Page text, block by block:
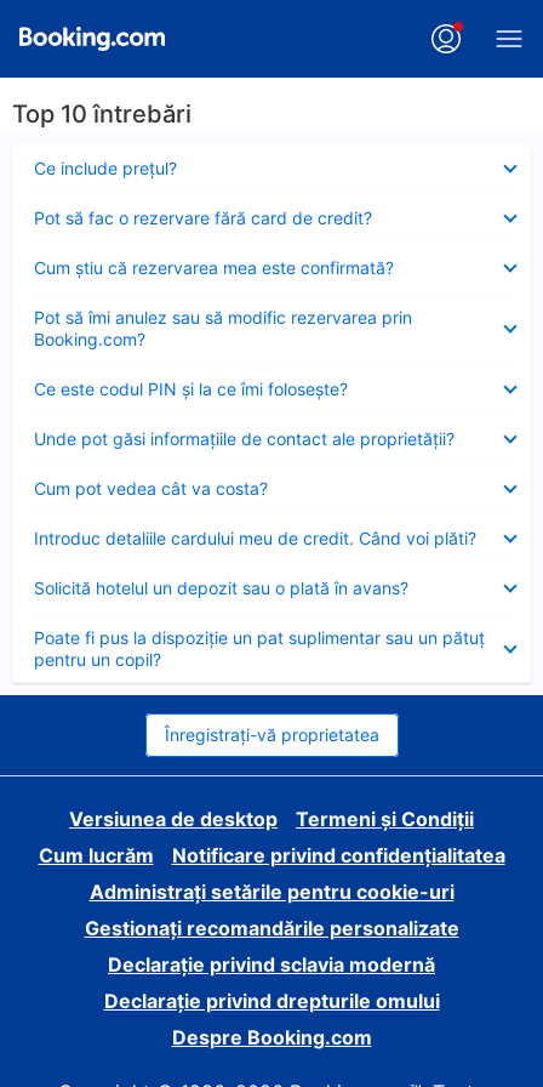
Top 10 întrebări
Ce include preţul?
închis
Pot să fac o rezervare fără card de credit?
închis
Cum ştiu că rezervarea mea este confirmată?
închis
Pot să îmi anulez sau să modific rezervarea prin
Booking.com?
închis
Ce este codul PIN şi la ce îmi foloseşte?
închis
Unde pot găsi informațiile de contact ale proprietății?
închis
Cum pot vedea cât va costa?
închis
Introduc detaliile cardului meu de credit. Când voi plăti?
închis
Solicită hotelul un depozit sau o plată în avans?
închis
Poate fi pus la dispoziție un pat suplimentar sau un pătuț
pentru un copil?
închis
Înregistrați-vă proprietatea
Versiunea de desktop
Termeni și Condiții
Cum lucrăm
Notificare privind confidențialitatea
Administrați setările pentru cookie-uri
Gestionați recomandările personalizate
Declarație privind sclavia modernă
Declarație privind drepturile omului
Despre Booking.com